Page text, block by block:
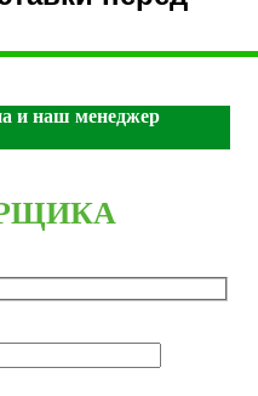
и наш менеджер